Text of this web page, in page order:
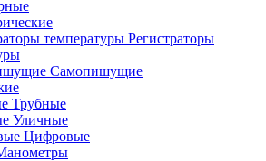
Регистраторы
Самопишущие
Трубные
Уличные
Цифровые